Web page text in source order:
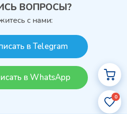
0
ВОПРОСЫ?
с нами:
в Telegram
в WhatsApp